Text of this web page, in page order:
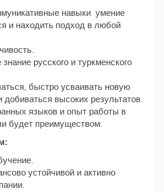
навыки умение
и находить подход в любой
русского и туркменского
быстро усваивать новую
высоких результатов.
языков и опыт работы в
будет преимуществом.
устойчивой и активно